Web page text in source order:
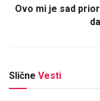
Ovo mi je sad
Slične Vesti